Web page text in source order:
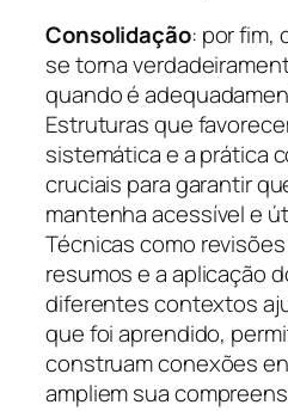
Consolidação: por fim,
se torna
quando é
Estruturas que
sistemática e a prática
cruciais para garantir
mantenha acessível e
Técnicas como
resumos e a aplicação
diferentes contextos
que foi aprendido,
construam conexões
ampliem sua